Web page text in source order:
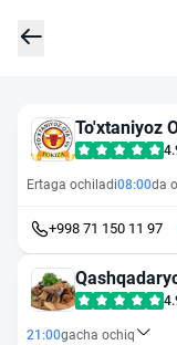
To'xtaniyoz
Ertaga ochiladi08:00da
+998 71 150 11 97
21:00gacha ochiq